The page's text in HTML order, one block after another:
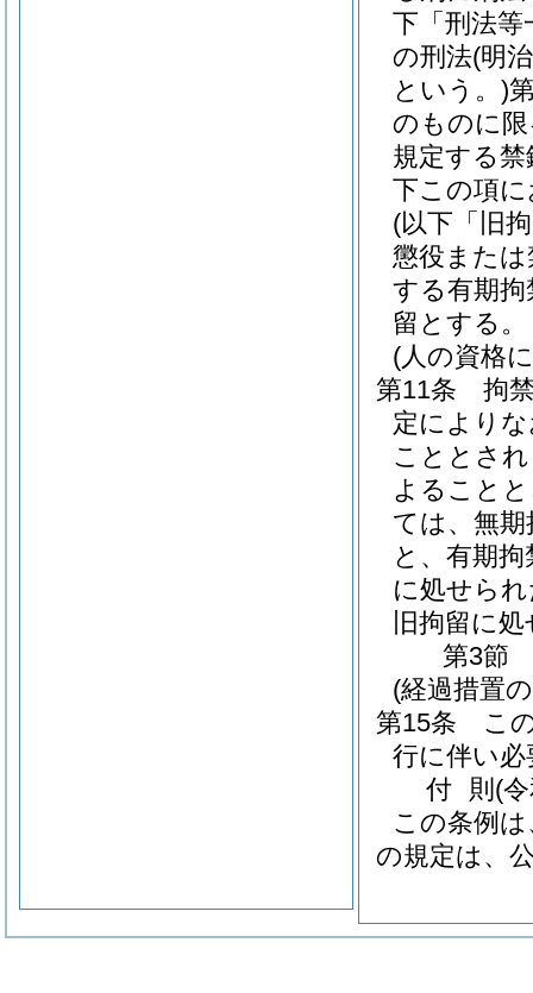
下「刑法等
の刑法(明
という。)
のものに
規定する禁
下この項
(以下「旧
懲役また
する有期
留とする。
(人の資格
第11条
拘
定により
こととさ
よること
ては、無
と、有期
に処せら
旧拘留に
第3節
(経過措置
第15条
こ
行に伴い
付 則 (
この条例
の規定は、